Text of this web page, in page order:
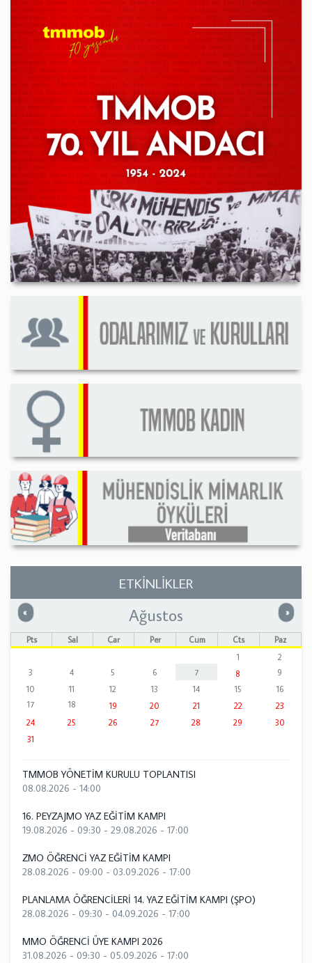
ETKİNLİKLER
« Önceki »
Ağustos
Pts Sal Çar Per Cum Cts
Paz
1
2
3
4 5 6 7 8
9
10
11 12 13 14 15
16
17
18 19 20 21 22
23
24
25 26 27 28 29
30
31
TMMOB YÖNETİM KURULU TOPLANTISI
08.08.2026 - 14:00
16. PEYZAJMO YAZ EĞİTİM KAMPI
19.08.2026 - 09:30 - 29.08.2026 - 17:00
ZMO ÖĞRENCİ YAZ EĞİTİM KAMPI
28.08.2026 - 09:00 - 03.09.2026 - 17:00
PLANLAMA ÖĞRENCİLERİ 14. YAZ EĞİTİM KAMPI (ŞPO)
28.08.2026 - 09:30 - 04.09.2026 - 17:00
MMO ÖĞRENCİ ÜYE KAMPI 2026
31.08.2026 - 09:30 - 05.09.2026 - 17:00